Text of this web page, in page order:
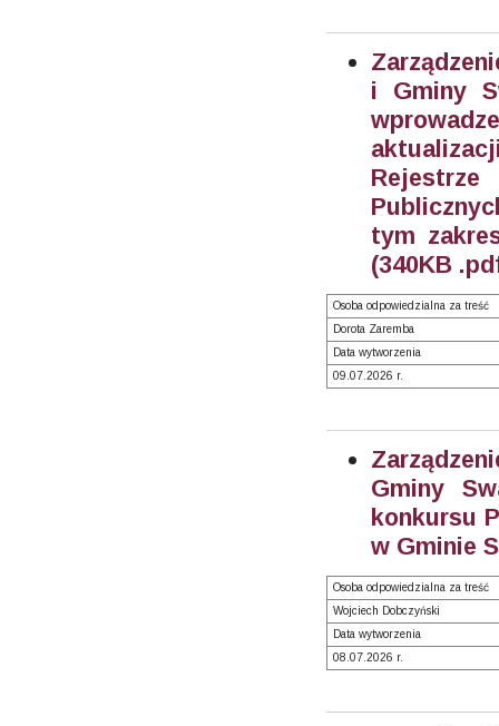
i Gminy
tym
(340KB
Osoba odpowiedzialna za treść
Dorota Zaremba
Data wytworzenia
09.07.2026 r.
Gminy
konkursu
w Gminie
Osoba odpowiedzialna za treść
Wojciech Dobczyński
Data wytworzenia
08.07.2026 r.